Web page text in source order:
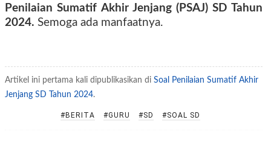
Penilaian Sumatif Akhir Jenjang (PSAJ) SD Tahun
2024. Semoga ada manfaatnya.
Artikel ini pertama kali dipublikasikan di Soal Penilaian Sumatif Akhir
Jenjang SD Tahun 2024.
#BERITA #GURU #SD #SOAL SD